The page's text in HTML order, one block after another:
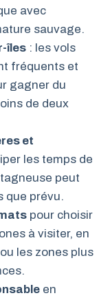
avec
sauvage.
îles : les vols
fréquents et
gagner du
de deux
et
les temps de
peut
que prévu.
pour choisir
à visiter, en
les zones plus
en